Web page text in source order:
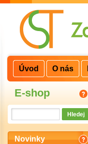
E-shop
Novinky
Úvod O nás